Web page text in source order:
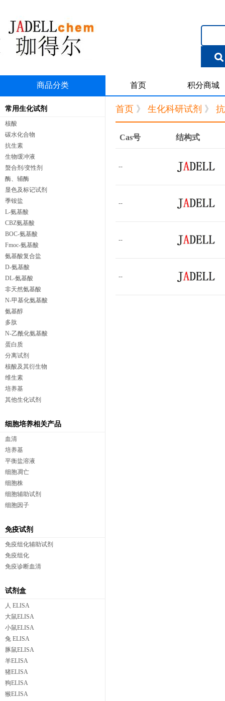
商品分类 首页 积分商城
常用生化试剂
核酸
碳水化合物
抗生素
生物缓冲液
螯合剂/变性剂
酶、辅酶
显色及标记试剂
季铵盐
L-氨基酸
CBZ氨基酸
BOC-氨基酸
Fmoc-氨基酸
氨基酸复合盐
D-氨基酸
DL-氨基酸
非天然氨基酸
N-甲基化氨基酸
氨基醇
多肽
N-乙酰化氨基酸
蛋白质
分离试剂
核酸及其衍生物
维生素
培养基
其他生化试剂
细胞培养相关产品
血清
培养基
平衡盐溶液
细胞凋亡
细胞株
细胞辅助试剂
细胞因子
免疫试剂
免疫组化辅助试剂
免疫组化
免疫诊断血清
试剂盒
人 ELISA
大鼠ELISA
小鼠ELISA
兔 ELISA
豚鼠ELISA
羊ELISA
猪ELISA
狗ELISA
猴ELISA
首页 》 生化科研试剂 》
Cas号 结构式
--
--
--
--